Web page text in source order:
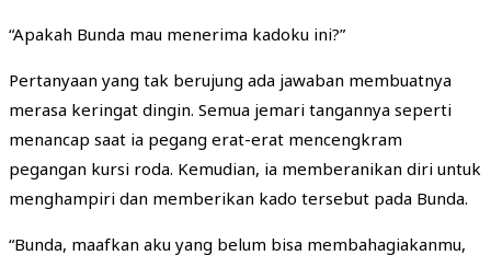
“Apakah Bunda mau menerima kadoku ini?”
Pertanyaan yang tak berujung ada jawaban membuatnya
merasa keringat dingin. Semua jemari tangannya seperti
menancap saat ia pegang erat-erat mencengkram
pegangan kursi roda. Kemudian, ia memberanikan diri untuk
menghampiri dan memberikan kado tersebut pada Bunda.
“Bunda, maafkan aku yang belum bisa membahagiakanmu,